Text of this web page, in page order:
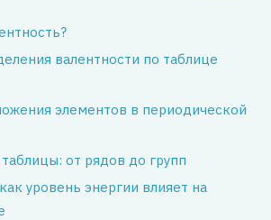
валентности по таблице
элементов в периодической
таблицы: от рядов до групп
уровень энергии влияет на